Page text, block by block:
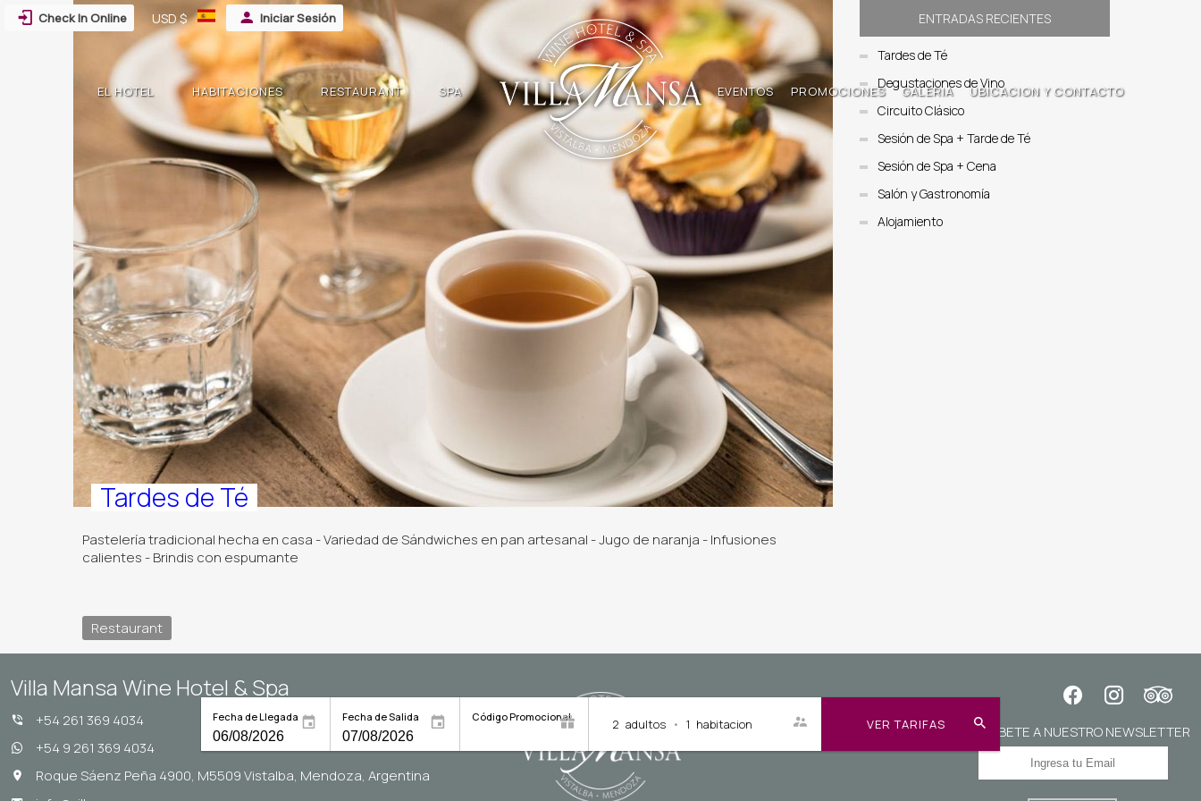
Check In Online USD $ Iniciar Sesión
EL HOTEL HABITACIONES RESTAURANT SPA EVENTOS PROMOCIONES GALERIA UBICACION Y CONTACTO
Fecha de Llegada Fecha de Salida Código Promocional 2 adultos • 1 habitacion VER TARIFAS
Tardes de Té
Pastelería tradicional hecha en casa - Variedad de Sándwiches en pan artesanal - Jugo de naranja - Infusiones
calientes - Brindis con espumante
Restaurant
ENTRADAS RECIENTES
Tardes de Té
Degustaciones de Vino
Circuito Clásico
Sesión de Spa + Tarde de Té
Sesión de Spa + Cena
Salón y Gastronomía
Alojamiento
Villa Mansa Wine Hotel & Spa
+54 261 369 4034
+54 9 261 369 4034
Roque Sáenz Peña 4900, M5509 Vistalba, Mendoza, Argentina
SUSCRÍBETE A NUESTRO NEWSLETTER